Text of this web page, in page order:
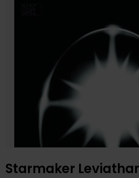
Starmaker